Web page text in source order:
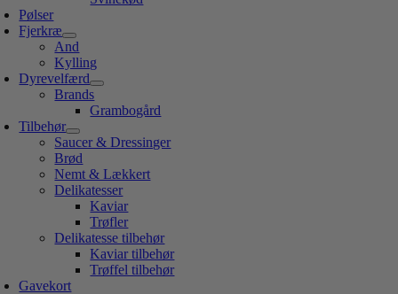
Pølser
Fjerkræ
And
Kylling
Dyrevelfærd
Brands
Grambogård
Tilbehør
Saucer & Dressinger
Brød
Nemt & Lækkert
Delikatesser
Kaviar
Trøfler
Delikatesse tilbehør
Kaviar tilbehør
Trøffel tilbehør
Gavekort